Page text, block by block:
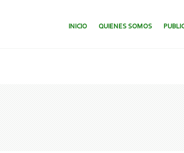
SALTAR AL CONTENIDO.
INICIO QUIENES SOMOS